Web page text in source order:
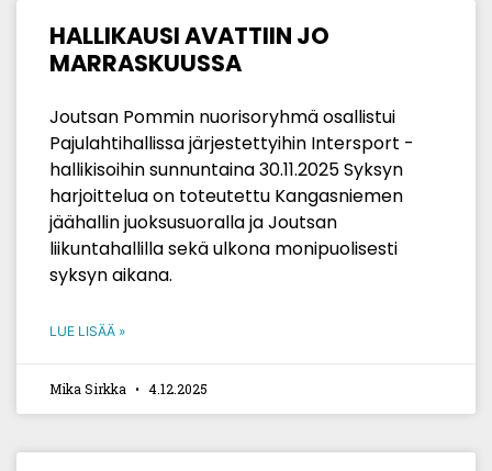
HALLIKAUSI AVATTIIN JO
MARRASKUUSSA
Joutsan Pommin nuorisoryhmä osallistui
Pajulahtihallissa järjestettyihin Intersport -
hallikisoihin sunnuntaina 30.11.2025 Syksyn
harjoittelua on toteutettu Kangasniemen
jäähallin juoksusuoralla ja Joutsan
liikuntahallilla sekä ulkona monipuolisesti
syksyn aikana.
LUE LISÄÄ »
Mika Sirkka 4.12.2025